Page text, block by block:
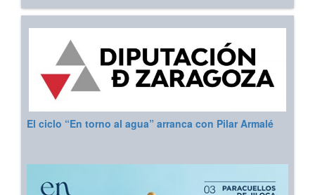
El ciclo “En torno al agua” arranca con Pilar Armalé